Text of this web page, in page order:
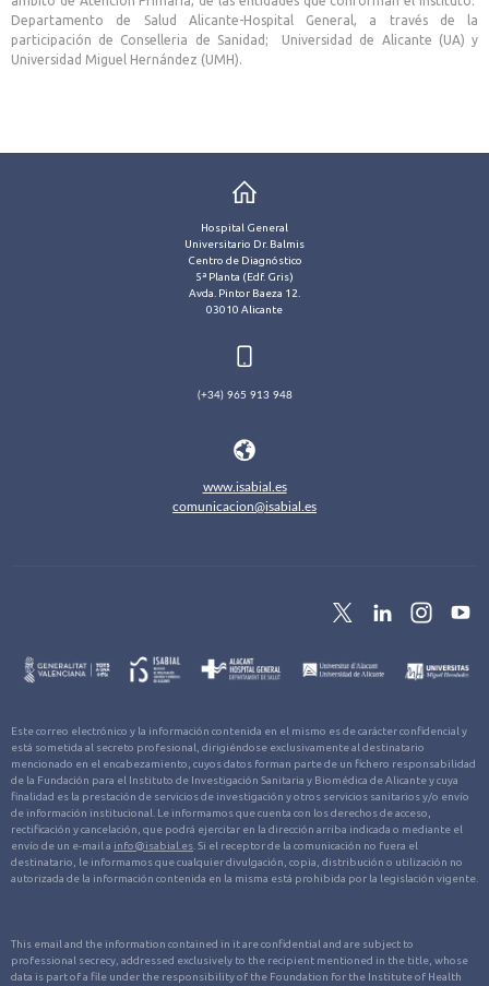
Departamento de Salud Alicante-Hospital General, a través de la
participación de Conselleria de Sanidad; Universidad de Alicante (UA) y
Universidad Miguel Hernández (UMH).
Hospital General
Universitario Dr. Balmis
Centro de Diagnóstico
5ª Planta (Edf. Gris)
Avda. Pintor Baeza 12.
03010 Alicante
(+34) 965 913 948
www.isabial.es
comunicacion@isabial.es
Este correo electrónico y la información contenida en el mismo es de carácter confidencial y
está sometida al secreto profesional, dirigiéndose exclusivamente al destinatario
mencionado en el encabezamiento, cuyos datos forman parte de un fichero responsabilidad
de la Fundación para el Instituto de Investigación Sanitaria y Biomédica de Alicante y cuya
finalidad es la prestación de servicios de investigación y otros servicios sanitarios y/o envío
de información institucional. Le informamos que cuenta con los derechos de acceso,
rectificación y cancelación, que podrá ejercitar en la dirección arriba indicada o mediante el
envío de un e-mail a info@isabial.es . Si el receptor de la comunicación no fuera el
destinatario, le informamos que cualquier divulgación, copia, distribución o utilización no
autorizada de la información contenida en la misma está prohibida por la legislación vigente.
This email and the information contained in it are confidential and are subject to
professional secrecy, addressed exclusively to the recipient mentioned in the title, whose
data is part of a file under the responsibility of the Foundation for the Institute of Health